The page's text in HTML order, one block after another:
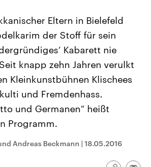
und
Staaten zu
der Erde,
auf das
Nahostkonflikt
Aktuelle Lage und
Der Überfall der
Terrororganisation Hamas
Oktober 2023 auf Israel
Region wieder die Gewalt
Israel möchte die Hamas
Libanon vom Iran
Podcasts
Eltern in Bielefeld
der Stoff für sein
Kabarett nie
knapp zehn Jahren verulkt
Kleinkunstbühnen Klischees
und Fremdenhass.
und Germanen“ heißt
Programm.
Andreas Beckmann | 18.05.2016